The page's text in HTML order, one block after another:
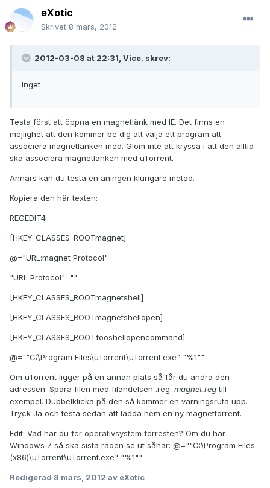
eXotic
Skrivet 8 mars, 2012
2012-03-08 at 22:31, Vice. skrev:
Inget
Testa först att öppna en magnetlänk med IE. Det finns en
möjlighet att den kommer be dig att välja ett program att
associera magnetlänken med. Glöm inte att kryssa i att den alltid
ska associera magnetlänken med uTorrent.
Annars kan du testa en aningen klurigare metod.
Kopiera den här texten:
REGEDIT4
[HKEY_CLASSES_ROOTmagnet]
@="URL:magnet Protocol"
"URL Protocol"=""
[HKEY_CLASSES_ROOTmagnetshell]
[HKEY_CLASSES_ROOTmagnetshellopen]
[HKEY_CLASSES_ROOTfooshellopencommand]
@=""C:\Program Files\uTorrent\uTorrent.exe" "%1""
Om uTorrent ligger på en annan plats så får du ändra den
adressen. Spara filen med filändelsen .reg. magnet.regtill
exempel. Dubbelklicka på den så kommer en varningsruta upp.
Tryck Ja och testa sedan att ladda hem en ny magnettorrent.
Edit: Vad har du för operativsystem förresten? Om du har
Windows 7 så ska sista raden se ut såhär: @=""C:\Program Files
(x86)\uTorrent\uTorrent.exe" "%1""
Redigerad 8 mars, 2012 av eXotic